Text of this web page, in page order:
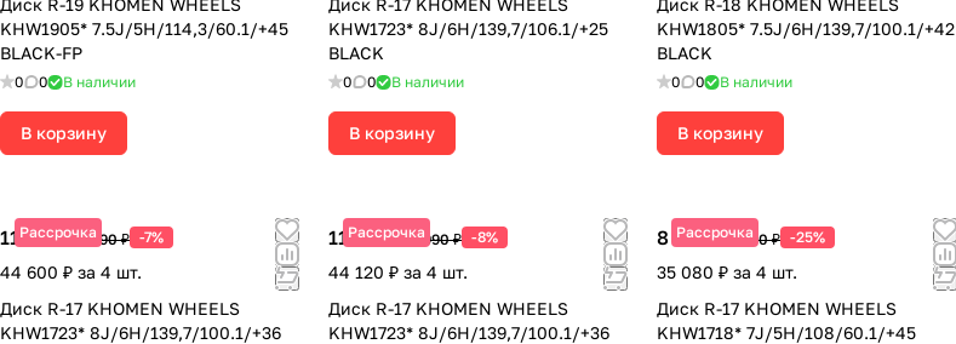
Диск R-19 KHOMEN WHEELS
KHW1905* 7.5J/5H/114,3/60.1/+45
BLACK-FP
0 0 В наличии
В корзину
Диск R-17 KHOMEN WHEELS
KHW1723* 8J/6H/139,7/106.1/+25
BLACK
0 0 В наличии
В корзину
Диск R-18 KHOMEN WHEELS
KHW1805* 7.5J/6H/139,7/100.1/+42
BLACK
0 0 В наличии
В корзину
Рассрочка
11 150 ₽11 990 ₽ -7%
44 600 ₽ за 4 шт.
Диск R-17 KHOMEN WHEELS
KHW1723* 8J/6H/139,7/100.1/+36
Рассрочка
11 030 ₽11 990 ₽ -8%
44 120 ₽ за 4 шт.
Диск R-17 KHOMEN WHEELS
KHW1723* 8J/6H/139,7/100.1/+36
Рассрочка
8 770 ₽11 690 ₽ -25%
35 080 ₽ за 4 шт.
Диск R-17 KHOMEN WHEELS
KHW1718* 7J/5H/108/60.1/+45